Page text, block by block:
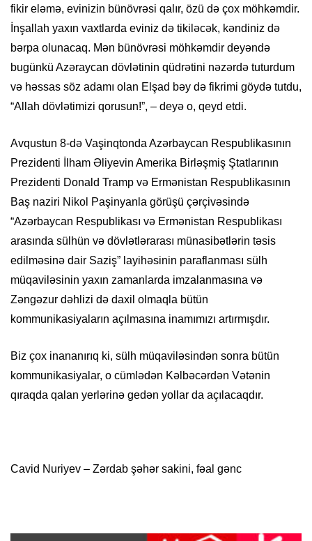
fikir eləmə, evinizin bünövrəsi qalır, özü də çox möhkəmdir.
İnşallah yaxın vaxtlarda eviniz də tikiləcək, kəndiniz də
bərpa olunacaq. Mən bünövrəsi möhkəmdir deyəndə
bugünkü Azəraycan dövlətinin qüdrətini nəzərdə tuturdum
və həssas söz adamı olan Elşad bəy də fikrimi göydə tutdu,
“Allah dövlətimizi qorusun!”, – deyə o, qeyd etdi.
Avqustun 8-də Vaşinqtonda Azərbaycan Respublikasının
Prezidenti İlham Əliyevin Amerika Birləşmiş Ştatlarının
Prezidenti Donald Tramp və Ermənistan Respublikasının
Baş naziri Nikol Paşinyanla görüşü çərçivəsində
“Azərbaycan Respublikası və Ermənistan Respublikası
arasında sülhün və dövlətlərarası münasibətlərin təsis
edilməsinə dair Saziş” layihəsinin paraflanması sülh
müqaviləsinin yaxın zamanlarda imzalanmasına və
Zəngəzur dəhlizi də daxil olmaqla bütün
kommunikasiyaların açılmasına inamımızı artırmışdır.
Biz çox inananırıq ki, sülh müqaviləsindən sonra bütün
kommunikasiyalar, o cümlədən Kəlbəcərdən Vətənin
qıraqda qalan yerlərinə gedən yollar da açılacaqdır.
Cavid Nuriyev – Zərdab şəhər sakini, fəal gənc